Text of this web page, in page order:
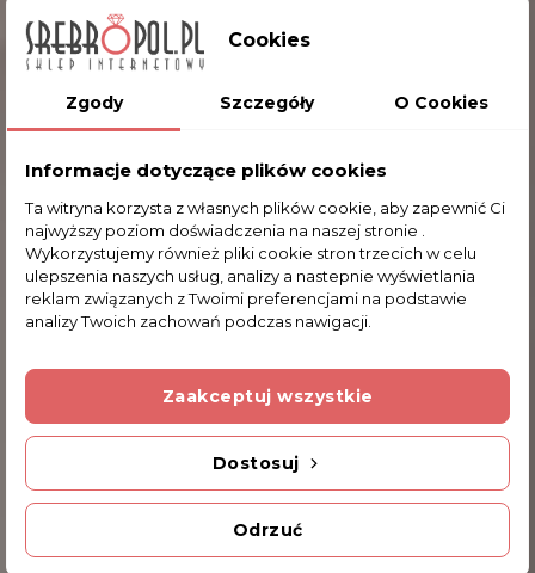
Zegarek Srebrny Damski Na Łańcuszek
Perfect 125
549,00 zł
Cookies
Zgody Szczegóły O Cookies
Informacje dotyczące plików cookies
Ta witryna korzysta z własnych plików cookie, aby zapewnić Ci
najwyższy poziom doświadczenia na naszej stronie .
Wykorzystujemy również pliki cookie stron trzecich w celu
ulepszenia naszych usług, analizy a nastepnie wyświetlania
reklam związanych z Twoimi preferencjami na podstawie
analizy Twoich zachowań podczas nawigacji.
Odrzuć
Dostosuj
Zaakceptuj wszystkie